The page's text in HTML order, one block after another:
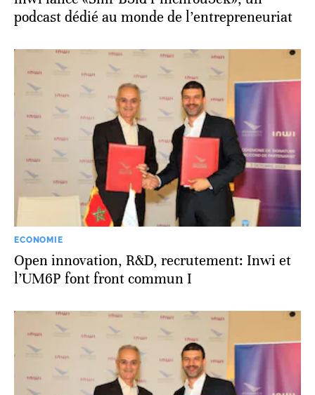
podcast dédié au monde de l’entrepreneuriat
ECONOMIE
Open innovation, R&D, recrutement: Inwi et
l’UM6P font front commun I